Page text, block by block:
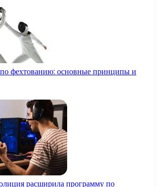
фехтованию: основные принципы и
расширила программу по